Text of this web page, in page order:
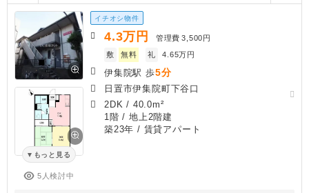
もっと見る
5人検討中
イチオシ物件
4.3万円 管理費 3,500円
敷
無料 礼 4.65万円
伊集院駅 歩5分
日置市伊集院町下谷口
2DK / 40.0m²
1階 / 地上2階建
築23年 / 賃貸アパート